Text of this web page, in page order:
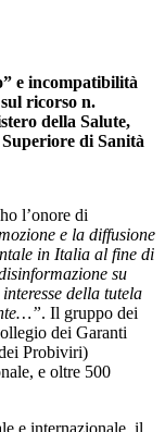
e incompatibilità
ricorso n.
della Salute,
di Sanità
l’onore di
e la diffusione
in Italia al fine di
su
della tutela
. Il gruppo dei
dei Garanti
Probiviri)
e oltre 500